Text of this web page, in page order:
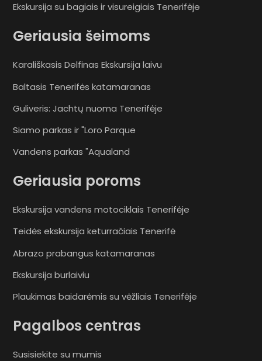
Ekskursija su bagiais ir visureigiais Tenerifėje
Geriausia šeimoms
Karališkasis Delfinas Ekskursija laivu
Baltasis Tenerifės katamaranas
Guliveris: Jachtų nuoma Tenerifėje
Siamo parkas ir "Loro Parque
Vandens parkas "Aqualand
Geriausia poroms
Ekskursija vandens motociklais Tenerifėje
Teidės ekskursija keturračiais Tenerifė
Abrazo prabangus katamaranas
Ekskursija burlaiviu
Plaukimas baidarėmis su vėžliais Tenerifėje
Pagalbos centras
Susisiekite su mumis